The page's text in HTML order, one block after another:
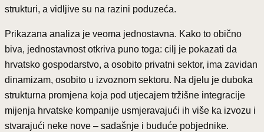
strukturi, a vidljive su na razini poduzeća.
Prikazana analiza je veoma jednostavna. Kako to obično
biva, jednostavnost otkriva puno toga: cilj je pokazati da
hrvatsko gospodarstvo, a osobito privatni sektor, ima zavidan
dinamizam, osobito u izvoznom sektoru. Na djelu je duboka
strukturna promjena koja pod utjecajem tržišne integracije
mijenja hrvatske kompanije usmjeravajući ih više ka izvozu i
stvarajući neke nove – sadašnje i buduće pobjednike.